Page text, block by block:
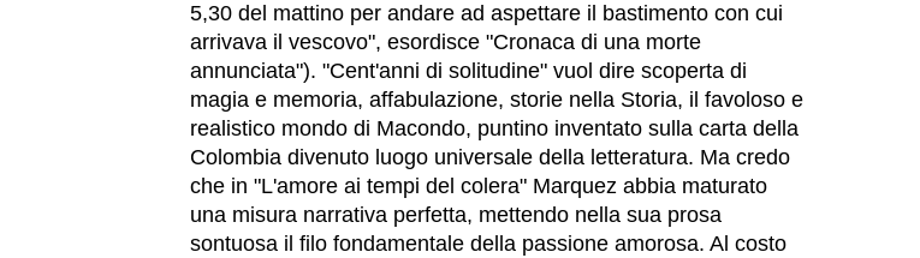
5,30 del mattino per andare ad aspettare il bastimento con cui
arrivava il vescovo", esordisce "Cronaca di una morte
annunciata"). "Cent'anni di solitudine" vuol dire scoperta di
magia e memoria, affabulazione, storie nella Storia, il favoloso e
realistico mondo di Macondo, puntino inventato sulla carta della
Colombia divenuto luogo universale della letteratura. Ma credo
che in "L'amore ai tempi del colera" Marquez abbia maturato
una misura narrativa perfetta, mettendo nella sua prosa
sontuosa il filo fondamentale della passione amorosa. Al costo